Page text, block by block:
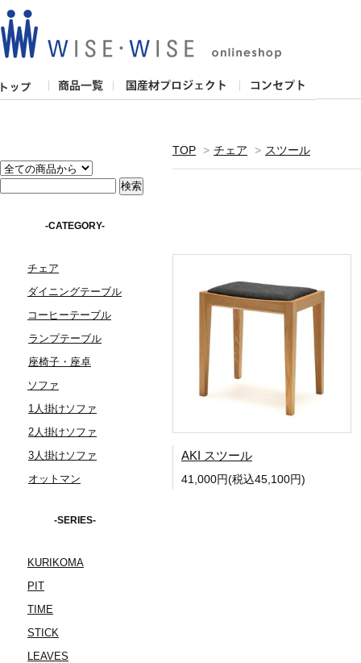
TOP > チェア > スツール
AKI スツール
41,000円(税込45,100円)
-CATEGORY-
チェア
ダイニングテーブル
コーヒーテーブル
ランプテーブル
座椅子・座卓
ソファ
1人掛けソファ
2人掛けソファ
3人掛けソファ
オットマン
-SERIES-
KURIKOMA
PIT
TIME
STICK
LEAVES